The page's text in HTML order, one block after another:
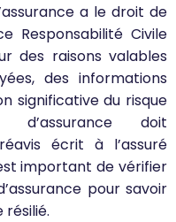
a le droit de
Responsabilité Civile
des raisons valables
des informations
significative du risque
doit
écrit à l’assuré
important de vérifier
pour savoir